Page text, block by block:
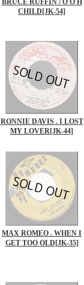
BRUCE RUFFIN / O O H
CHILD [JK-54]
RONNIE DAVIS . I LOST
MY LOVER[JK-44]
MAX ROMEO . WHEN I
GET TOO OLD [JK-35]